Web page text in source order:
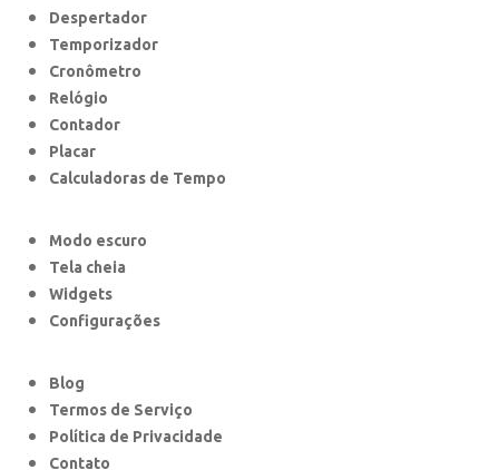
Despertador
Temporizador
Cronômetro
Relógio
Contador
Placar
Calculadoras de Tempo
Modo escuro
Tela cheia
Widgets
Configurações
Blog
Termos de Serviço
Política de Privacidade
Contato